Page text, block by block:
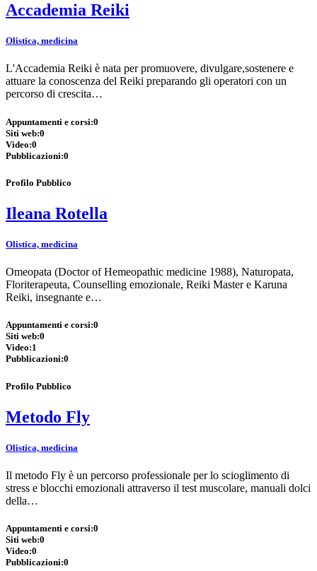
Accademia Reiki
Olistica, medicina
L'Accademia Reiki è nata per promuovere, divulgare,sostenere e
attuare la conoscenza del Reiki preparando gli operatori con un
percorso di crescita…
Appuntamenti e corsi:0
Siti web:0
Video:0
Pubblicazioni:0
Profilo Pubblico
Ileana Rotella
Olistica, medicina
Omeopata (Doctor of Hemeopathic medicine 1988), Naturopata,
Floriterapeuta, Counselling emozionale, Reiki Master e Karuna
Reiki, insegnante e…
Appuntamenti e corsi:0
Siti web:0
Video:1
Pubblicazioni:0
Profilo Pubblico
Metodo Fly
Olistica, medicina
Il metodo Fly è un percorso professionale per lo scioglimento di
stress e blocchi emozionali attraverso il test muscolare, manuali dolci
della…
Appuntamenti e corsi:0
Siti web:0
Video:0
Pubblicazioni:0